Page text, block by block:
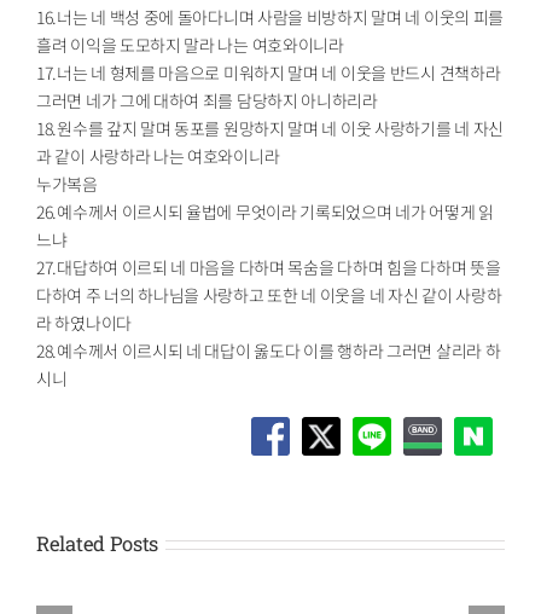
16.너는 네 백성 중에 돌아다니며 사람을 비방하지 말며 네 이웃의 피를
흘려 이익을 도모하지 말라 나는 여호와이니라
17.너는 네 형제를 마음으로 미워하지 말며 네 이웃을 반드시 견책하라
그러면 네가 그에 대하여 죄를 담당하지 아니하리라
18.원수를 갚지 말며 동포를 원망하지 말며 네 이웃 사랑하기를 네 자신
과 같이 사랑하라 나는 여호와이니라
누가복음
26.예수께서 이르시되 율법에 무엇이라 기록되었으며 네가 어떻게 읽
느냐
27.대답하여 이르되 네 마음을 다하며 목숨을 다하며 힘을 다하며 뜻을
다하여 주 너의 하나님을 사랑하고 또한 네 이웃을 네 자신 같이 사랑하
라 하였나이다
28.예수께서 이르시되 네 대답이 옳도다 이를 행하라 그러면 살리라 하
시니
Related Posts